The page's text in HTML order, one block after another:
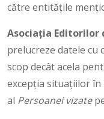
către entitățile
Asociaţia Editorilor
prelucreze datele
scop decât acela
excepția situațiilor în
al Persoanei vizate